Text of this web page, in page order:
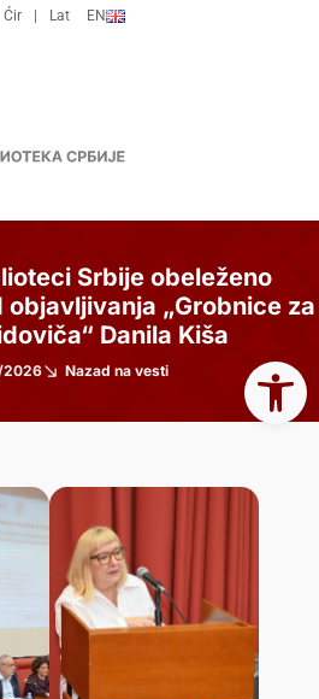
Ćir Lat EN
Srbije obeleženo
„Grobnice za
Danila Kiša
Nazad na vesti